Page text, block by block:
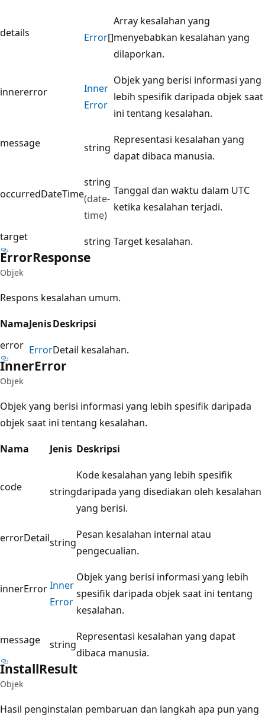
details Error[]
Array kesalahan yang
menyebabkan kesalahan yang
dilaporkan.
innererror
Inner
Error
Objek yang berisi informasi yang
lebih spesifik daripada objek saat
ini tentang kesalahan.
message string
Representasi kesalahan yang
dapat dibaca manusia.
occurredDateTime
string
(date-
time)
Tanggal dan waktu dalam UTC
ketika kesalahan terjadi.
target string Target kesalahan.
ErrorResponse
Objek
Respons kesalahan umum.
NamaJenisDeskripsi
error ErrorDetail kesalahan.
InnerError
Objek
Objek yang berisi informasi yang lebih spesifik daripada
objek saat ini tentang kesalahan.
Nama
Jenis Deskripsi
code string
Kode kesalahan yang lebih spesifik
daripada yang disediakan oleh kesalahan
yang berisi.
errorDetailstring
Pesan kesalahan internal atau
pengecualian.
innerErrorInner
Error
Objek yang berisi informasi yang lebih
spesifik daripada objek saat ini tentang
kesalahan.
message string
Representasi kesalahan yang dapat
dibaca manusia.
InstallResult
Objek
Hasil penginstalan pembaruan dan langkah apa pun yang